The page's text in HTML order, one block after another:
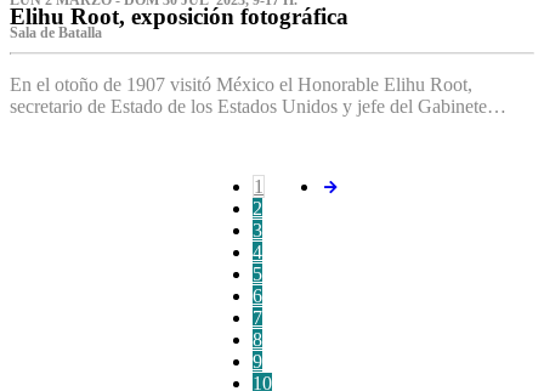
Elihu Root, exposición fotográfica
Sala de Batalla
En el otoño de 1907 visitó México el Honorable Elihu Root,
secretario de Estado de los Estados Unidos y jefe del Gabinete…
1
2
3
4
5
6
7
8
9
10